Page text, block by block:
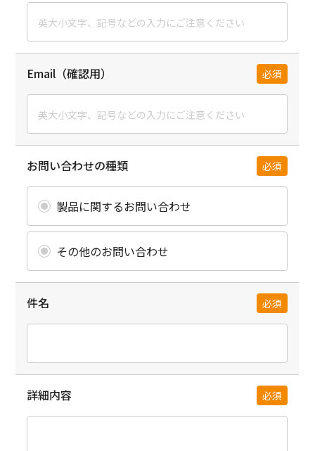
Email（確認用） 必須
お問い合わせの種類 必須
製品に関するお問い合わせ
その他のお問い合わせ
件名 必須
詳細内容 必須